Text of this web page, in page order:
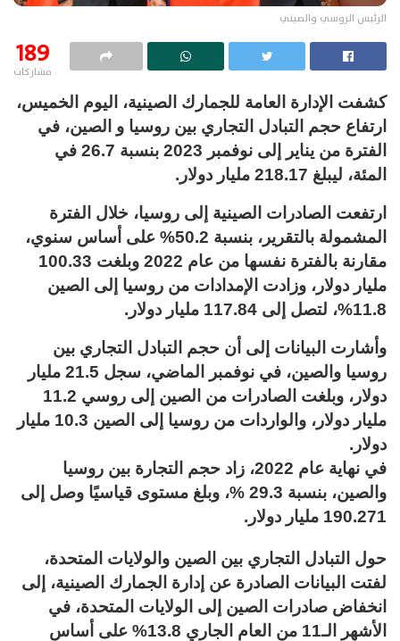
الرئيس الروسي والصيني
189
مشاركات
كشفت الإدارة العامة للجمارك الصينية، اليوم الخميس،
ارتفاع حجم التبادل التجاري بين روسيا و الصين، في
الفترة من يناير إلى نوفمبر 2023 بنسبة 26.7 في
المئة، ليبلغ 218.17 مليار دولار.
ارتفعت الصادرات الصينية إلى روسيا، خلال الفترة
المشمولة بالتقرير، بنسبة 50.2% على أساس سنوي،
مقارنة بالفترة نفسها من عام 2022 وبلغت 100.33
مليار دولار، وزادت الإمدادات من روسيا إلى الصين
11.8%، لتصل إلى 117.84 مليار دولار.
وأشارت البيانات إلى أن حجم التبادل التجاري بين
روسيا والصين، في نوفمبر الماضي، سجل 21.5 مليار
دولار، وبلغت الصادرات من الصين إلى روسي 11.2
مليار دولار، والواردات من روسيا إلى الصين 10.3 مليار
دولار.
في نهاية عام 2022، زاد حجم التجارة بين روسيا
والصين، بنسبة 29.3 %، وبلغ مستوى قياسيًا وصل إلى
190.271 مليار دولار.
حول التبادل التجاري بين الصين والولايات المتحدة،
لفتت البيانات الصادرة عن إدارة الجمارك الصينية، إلى
انخفاض صادرات الصين إلى الولايات المتحدة، في
الأشهر الـ11 من العام الجاري 13.8% على أساس